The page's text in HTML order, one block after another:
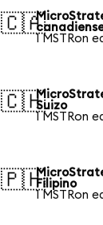
🇨🇦
1 MSTRon
🇨🇭Suizo
1 MSTRon
🇵🇭Filipino
1 MSTRon